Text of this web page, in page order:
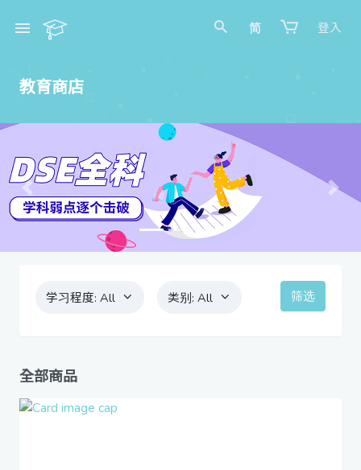
简 登入
教育商店
Previous Next
学习程度: All 类别: All 筛选
全部商品